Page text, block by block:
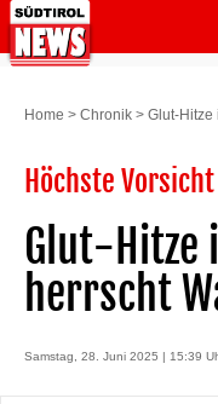
Home > Chronik > Glut-Hitze
Höchste
Glut-Hitze
herrscht
Samstag, 28. Juni 2025 | 15:39